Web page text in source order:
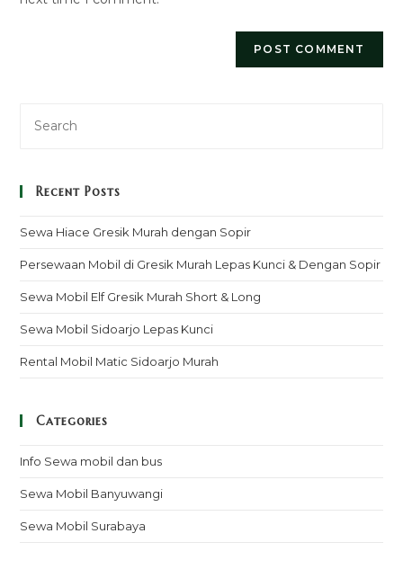
Recent Posts
Sewa Hiace Gresik Murah dengan Sopir
Persewaan Mobil di Gresik Murah Lepas Kunci & Dengan Sopir
Sewa Mobil Elf Gresik Murah Short & Long
Sewa Mobil Sidoarjo Lepas Kunci
Rental Mobil Matic Sidoarjo Murah
Categories
Info Sewa mobil dan bus
Sewa Mobil Banyuwangi
Sewa Mobil Surabaya